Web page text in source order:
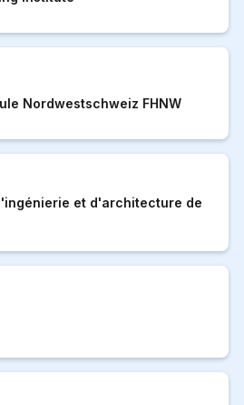
Nordwestschweiz FHNW
et d'architecture de